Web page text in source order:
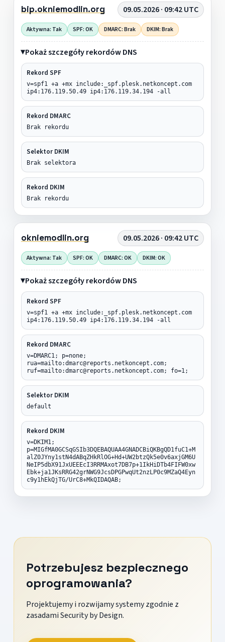
bip.okniemodlin.org 09.05.2026 · 09:42 UTC
Aktywna: Tak SPF: OK DMARC: Brak DKIM: Brak
Pokaż szczegóły rekordów DNS
Rekord SPF
v=spf1 +a +mx include:_spf.plesk.netkoncept.com
ip4:176.119.50.49 ip4:176.119.34.194 -all
Rekord DMARC
Brak rekordu
Selektor DKIM
Brak selektora
Rekord DKIM
Brak rekordu
okniemodlin.org 09.05.2026 · 09:42 UTC
Aktywna: Tak SPF: OK DMARC: OK DKIM: OK
Pokaż szczegóły rekordów DNS
Rekord SPF
v=spf1 +a +mx include:_spf.plesk.netkoncept.com
ip4:176.119.50.49 ip4:176.119.34.194 -all
Rekord DMARC
v=DMARC1; p=none;
rua=mailto:dmarc@reports.netkoncept.com;
ruf=mailto:dmarc@reports.netkoncept.com; fo=1;
Selektor DKIM
default
Rekord DKIM
v=DKIM1;
p=MIGfMA0GCSqGSIb3DQEBAQUAA4GNADCBiQKBgQD1fuC1+M
alZ0JYny1stN4dABqZHkRlOG+Hd+UW2btzQk5e0v6axjGM6U
NeIP5dbX91JxUEEEcI3RRMAxot7DB7p+1IkHiDTb4FIFW0xw
Ebk+ja1JKsRRG42grNWG9JcsDPGPwqUt2nzLP0c9MZaQ4Eyn
c9y1hEkQjTG/UrC8+MkQIDAQAB;
Potrzebujesz bezpiecznego
oprogramowania?
Projektujemy i rozwijamy systemy zgodnie z
zasadami Security by Design.